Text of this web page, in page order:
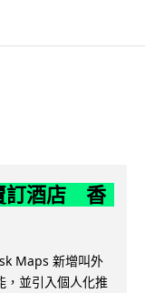
訂酒店 香
Maps 新增叫外
，並引入個人化推